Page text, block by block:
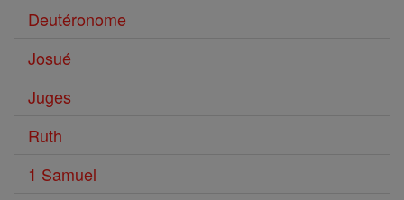
Deutéronome
Josué
Juges
Ruth
1 Samuel